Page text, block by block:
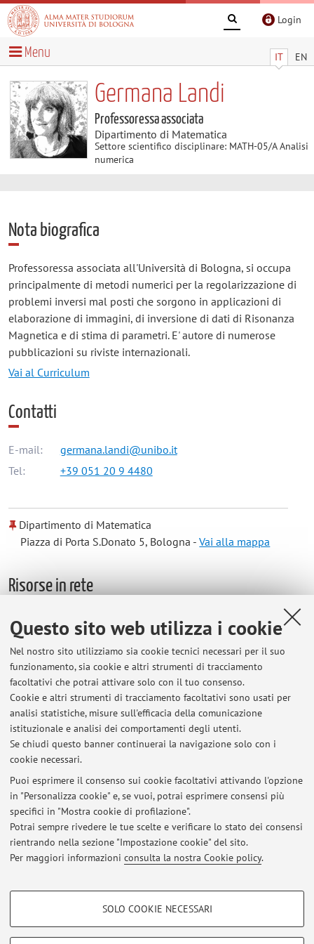
Questo sito web utilizza i cookie
Nel nostro sito utilizziamo sia cookie tecnici necessari per il suo
funzionamento, sia cookie e altri strumenti di tracciamento
facoltativi che potrai attivare solo con il tuo consenso.
Cookie e altri strumenti di tracciamento facoltativi sono usati per
analisi statistiche, misure sull'efficacia della comunicazione
istituzionale e analisi dei comportamenti degli utenti.
Se chiudi questo banner continuerai la navigazione solo con i
cookie necessari.
Puoi esprimere il consenso sui cookie facoltativi attivando l'opzione
in "Personalizza cookie" e, se vuoi, potrai esprimere consensi più
specifici in "Mostra cookie di profilazione".
Potrai sempre rivedere le tue scelte e verificare lo stato dei consensi
rientrando nella sezione "Impostazione cookie" del sito.
Per maggiori informazioni consulta la nostra Cookie policy.
COOKIE DI PROFILAZIONE - FACOLTATIVI
SOLO COOKIE NECESSARI
Login
IT EN
Menu
Germana Landi
Professoressa associata
Dipartimento di Matematica
Settore scientifico disciplinare: MATH-05/A Analisi
numerica
Nota biografica
Professoressa associata all'Università di Bologna, si occupa
principalmente di metodi numerici per la regolarizzazione di
problemi inversi mal posti che sorgono in applicazioni di
elaborazione di immagini, di inversione di dati di Risonanza
Magnetica e di stima di parametri. E' autore di numerose
pubblicazioni su riviste internazionali.
Vai al Curriculum
Contatti
E-mail:
germana.landi@unibo.it
Tel:
+39 051 20 9 4480
Dipartimento di Matematica
Piazza di Porta S.Donato 5, Bologna -Vai alla mappa
Risorse in rete
ORCID
Orario di ricevimento
Lunedì 10.00-11.00 previo appuntamento oppure su
appuntamento scrivendo all'indirizzo
germana.landi@unibo.it
Ultimi avvisi
Al momento non sono presenti avvisi.
Area riservata
Accedi tramiteloginper gestire tutti i contenuti del sito.